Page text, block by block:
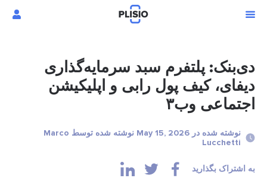
دی‌بنک: پلتفرم سبد سرمایه‌گذاری
دیفای، کیف پول رابی و اپلیکیشن
اجتماعی وب۳
نوشته شده در May 15, 2026 نوشته شده توسط Marco
Lucchetti
به اشتراک بگذارید